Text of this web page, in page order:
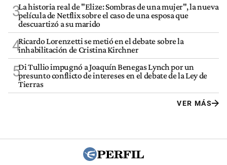
3La historia real de "Elize: Sombras de una mujer", la nueva
película de Netflix sobre el caso de una esposa que
descuartizó a su marido
4Ricardo Lorenzetti se metió en el debate sobre la
inhabilitación de Cristina Kirchner
5Di Tullio impugnó a Joaquín Benegas Lynch por un
presunto conflicto de intereses en el debate de la Ley de
Tierras
VER MÁS